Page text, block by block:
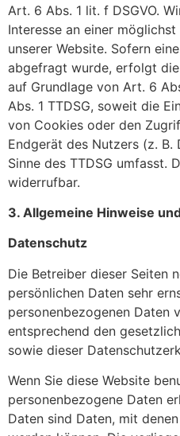
Art. 6 Abs. 1 lit. f DSGVO.
Interesse an einer
unserer Website. Sofern
abgefragt wurde, erfolgt
auf Grundlage von Art. 6
Abs. 1 TTDSG, soweit die
von Cookies oder den
Endgerät des Nutzers (z.
Sinne des TTDSG umfasst.
widerrufbar.
3. Allgemeine Hinweise
Datenschutz
Die Betreiber dieser Seiten
persönlichen Daten sehr
personenbezogenen Daten
entsprechend den
sowie dieser
Wenn Sie diese Website
personenbezogene Daten
Daten sind Daten, mit